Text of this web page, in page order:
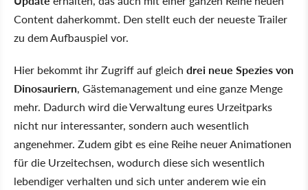
Content daherkommt. Den stellt euch der neueste Trailer
zu dem Aufbauspiel vor.
Hier bekommt ihr Zugriff auf gleich drei neue Spezies von
Dinosauriern, Gästemanagement und eine ganze Menge
mehr. Dadurch wird die Verwaltung eures Urzeitparks
nicht nur interessanter, sondern auch wesentlich
angenehmer. Zudem gibt es eine Reihe neuer Animationen
für die Urzeitechsen, wodurch diese sich wesentlich
lebendiger verhalten und sich unter anderem wie ein